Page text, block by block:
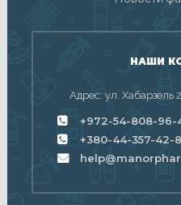
НАШИ
Адрес: ул. Хабарзель
+972-54-808-96-
+380-44-357-42-